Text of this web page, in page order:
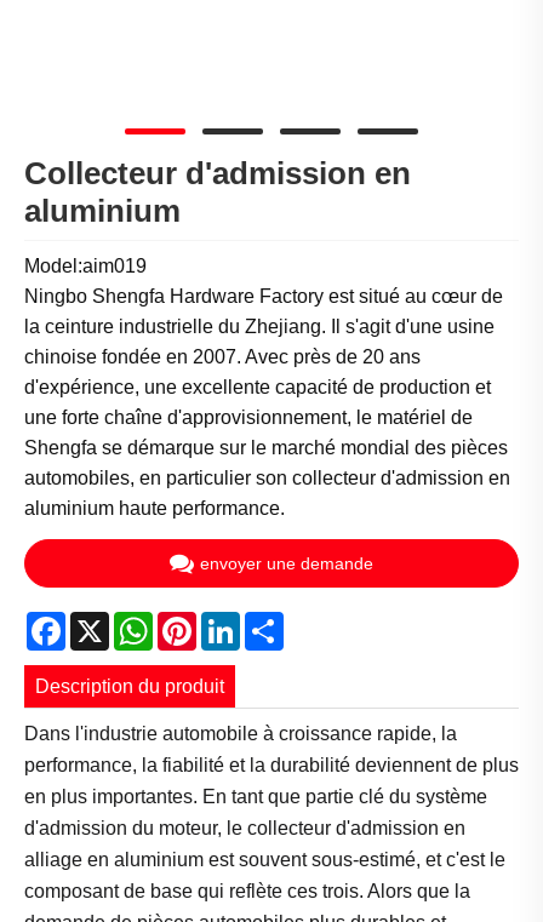
Collecteur d'admission en
aluminium
Model:aim019
Ningbo Shengfa Hardware Factory est situé au cœur de
la ceinture industrielle du Zhejiang. Il s'agit d'une usine
chinoise fondée en 2007. Avec près de 20 ans
d'expérience, une excellente capacité de production et
une forte chaîne d'approvisionnement, le matériel de
Shengfa se démarque sur le marché mondial des pièces
automobiles, en particulier son collecteur d'admission en
aluminium haute performance.
envoyer une demande
Facebook
X WhatsApp
PinterestLinkedIn
Description du produit
Dans l'industrie automobile à croissance rapide, la
performance, la fiabilité et la durabilité deviennent de plus
en plus importantes. En tant que partie clé du système
d'admission du moteur, le collecteur d'admission en
alliage en aluminium est souvent sous-estimé, et c'est le
composant de base qui reflète ces trois. Alors que la